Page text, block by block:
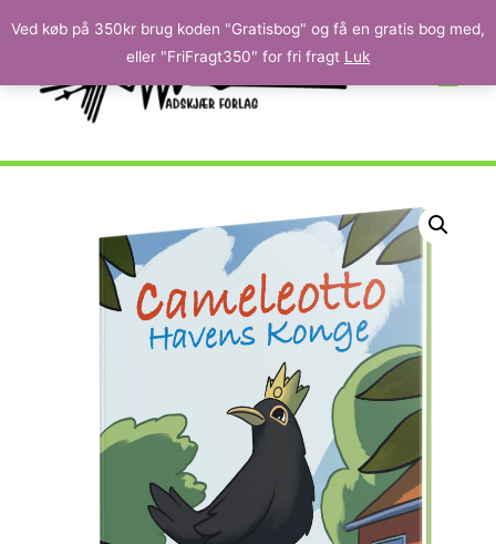
Ved køb på 350kr brug koden "Gratisbog" og få en gratis bog med,
eller "FriFragt350" for fri fragt Luk